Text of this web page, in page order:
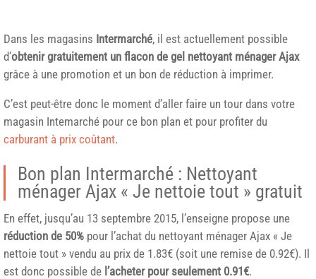
Dans les magasins Intermarché, il est actuellement possible
d’obtenir gratuitement un flacon de gel nettoyant ménager Ajax
grâce à une promotion et un bon de réduction à imprimer.
C’est peut-être donc le moment d’aller faire un tour dans votre
magasin Intemarché pour ce bon plan et pour profiter du
carburant à prix coûtant.
Bon plan Intermarché : Nettoyant
ménager Ajax « Je nettoie tout » gratuit
En effet, jusqu’au 13 septembre 2015, l’enseigne propose une
réduction de 50% pour l’achat du nettoyant ménager Ajax « Je
nettoie tout » vendu au prix de 1.83€ (soit une remise de 0.92€). Il
est donc possible de l’acheter pour seulement 0.91€.